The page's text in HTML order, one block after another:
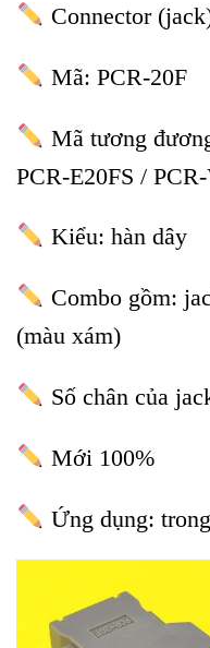
Connector
Mã: PCR-20F
Mã tương
PCR-E20FS /
Kiểu: hàn dây
Combo gồm:
(màu xám)
Số chân của
Mới 100%
Ứng dụng: